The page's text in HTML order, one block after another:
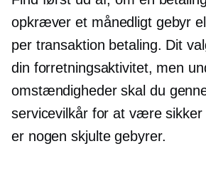
opkræver et månedligt gebyr
per transaktion betaling. Dit
din forretningsaktivitet, men
omstændigheder skal du
servicevilkår for at være sikker
er nogen skjulte gebyrer.